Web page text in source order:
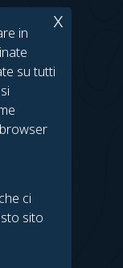
in
su tutti
ci
sito
x